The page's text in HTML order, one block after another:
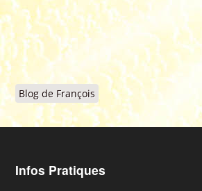
Blog de François
Infos Pratiques